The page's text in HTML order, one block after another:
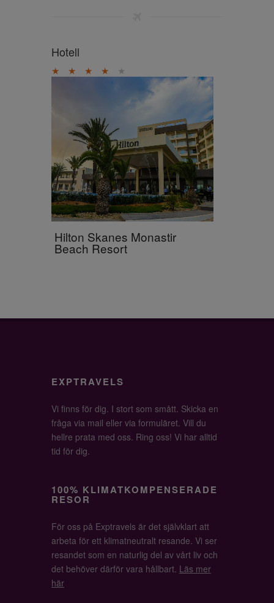
Hotell
★ ★ ★ ★ ★
Hilton Skanes Monastir
Beach Resort
EXPTRAVELS
Vi finns för dig. I stort som smått. Skicka en
fråga via mail eller via formuläret. Vill du
hellre prata med oss. Ring oss! Vi har alltid
tid för dig.
100% KLIMATKOMPENSERADE
RESOR
För oss på Exptravels är det självklart att
arbeta för ett klimatneutralt resande. Vi ser
resandet som en naturlig del av vårt liv och
det behöver därför vara hållbart. Läs mer
här